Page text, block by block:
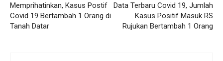
Memprihatinkan, Kasus Postif
Covid 19 Bertambah 1 Orang di
Tanah Datar
Data Terbaru Covid 19, Jumlah
Kasus Positif Masuk RS
Rujukan Bertambah 1 Orang